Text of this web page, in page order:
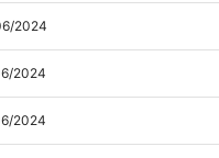
2024
2024
2024